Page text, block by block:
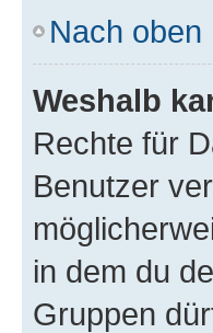
Nach oben
Weshalb
Rechte für
Benutzer
in dem du
Gruppen